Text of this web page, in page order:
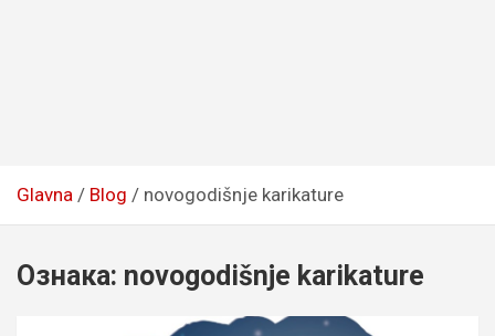
Glavna Blog novogodišnje karikature
Ознака: novogodišnje karikature